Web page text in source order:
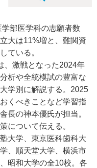
部医学科の志願者数
大は11%増と、難関資
ている。
激戦となった2024年
析や全統模試の豊富な
学別に解説する。2025
くべきことなど学習指
長の神本優氏が担当。
について伝える。
大学、東京医科歯科大
、順天堂大学、横浜市
昭和大学の全10校。各